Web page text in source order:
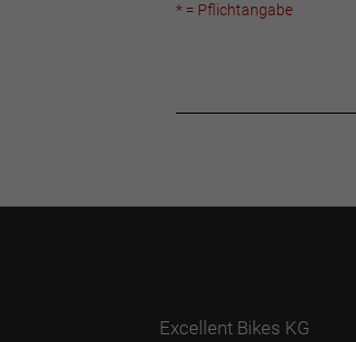
* = Pflichtangabe
Excellent Bikes KG